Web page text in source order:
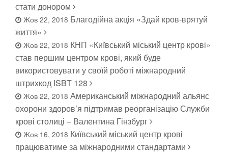
стати донором
Жов 22, 2018 Благодійна акція «Здай кров-врятуй
життя»
Жов 22, 2018 КНП «Київський міський центр крові»
став першим центром крові, який буде
використовувати у своїй роботі міжнародний
штрихкод ISBT 128
Жов 22, 2018 Американський міжнародний альянс
охорони здоров’я підтримав реорганізацію Служби
крові столиці – Валентина Гінзбург
Жов 16, 2018 Київський міський центр крові
працюватиме за міжнародними стандартами